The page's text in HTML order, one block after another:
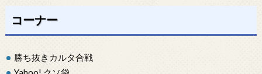
コーナー
勝ち抜きカルタ合戦